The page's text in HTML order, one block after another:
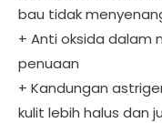
bau tidak
+ Anti oksida dalam
penuaan
+ Kandungan
kulit lebih halus dan